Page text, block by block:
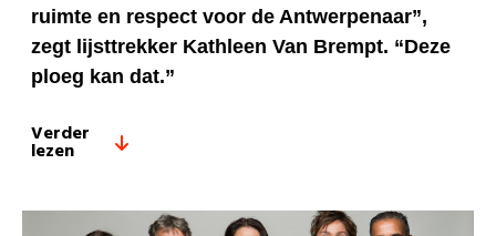
ruimte en respect voor de Antwerpenaar”,
zegt lijsttrekker Kathleen Van Brempt. “Deze
ploeg kan dat.”
Verder
lezen